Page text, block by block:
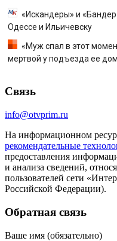
«Искандеры» и
Одессе и Ильичевску
«Муж спал в этот
мертвой у подъезда ее
Связь
info@otvprim.ru
На информационном
рекомендательные
предоставления
и анализа сведений,
пользователей сети
Российской Федерации).
Обратная связь
Ваше имя (обязательно)